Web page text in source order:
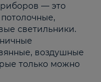
— это
светильники.
воздушные
только можно